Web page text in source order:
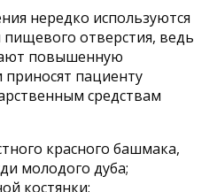
нередко используются
отверстия, ведь
повышенную
приносят пациенту
средствам
красного башмака,
молодого дуба;
костянки;